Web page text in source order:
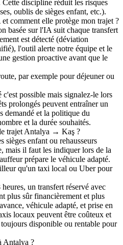
Cette discipline réduit les risques
oublis de sièges enfant, etc.).
comment elle protège mon trajet ?
basée sur l'IA suit chaque transfert
est détecté (déviation
l'outil alerte notre équipe et le
gestion proactive avant que le
par exemple pour déjeuner ou
possible mais signalez-le lors
prolongés peuvent entraîner un
demandé et la politique du
et la durée souhaités.
trajet Antalya → Kaş ?
sièges enfant ou rehausseurs
mais il faut les indiquer lors de la
prépare le véhicule adapté.
qu'un taxi local ou Uber pour
un transfert réservé avec
plus sûr financièrement et plus
véhicule adapté, et prise en
locaux peuvent être coûteux et
disponible ou rentable pour
Antalya ?